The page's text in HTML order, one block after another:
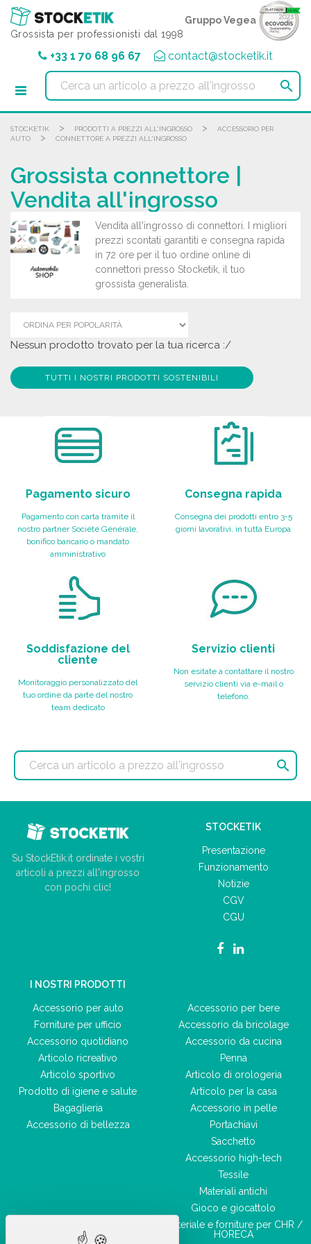
Grossista per professionisti dal 1998
Gruppo Vegea
+33 1 70 68 96 67 contact@stocketik.it

STOCKETIK > PRODOTTI A PREZZI ALL'INGROSSO >
ACCESSORIO PER
AUTO
> CONNETTORE A PREZZI ALL'INGROSSO
Grossista connettore |
Vendita all'ingrosso
Vendita all'ingrosso di connettori. I migliori
prezzi scontati garantiti e consegna rapida
in 72 ore per il tuo ordine online di
connettori presso Stocketik, il tuo
grossista generalista.
Nessun prodotto trovato per la tua ricerca :/
TUTTI I NOSTRI PRODOTTI SOSTENIBILI
Pagamento sicuro
Pagamento con carta tramite il
nostro partner Société Générale,
bonifico bancario o mandato
amministrativo
Consegna rapida
Consegna dei prodotti entro 3-5
giorni lavorativi, in tutta Europa
Soddisfazione del
cliente
Monitoraggio personalizzato del
tuo ordine da parte del nostro
team dedicato
Servizio clienti
Non esitate a contattare il nostro
servizio clienti via e-mail o
telefono.

Su StockEtik.it ordinate i vostri
articoli a prezzi all'ingrosso
con pochi clic!
STOCKETIK
Presentazione
Funzionamento
Notizie
CGV
CGU
I NOSTRI PRODOTTI
Accessorio per auto
Forniture per ufficio
Accessorio quotidiano
Articolo ricreativo
Articolo sportivo
Prodotto di igiene e salute
Bagaglieria
Accessorio di bellezza
Accessorio per bere
Accessorio da bricolage
Accessorio da cucina
Penna
Articolo di orologeria
Articolo per la casa
Accessorio in pelle
Portachiavi
Sacchetto
Accessorio high-tech
Tessile
Materiali antichi
Gioco e giocattolo
Materiale e forniture per CHR /
HORECA
Pannello di gestione dei cookies